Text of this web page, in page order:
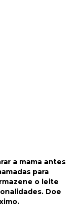
a mama antes
para
o leite
Doe